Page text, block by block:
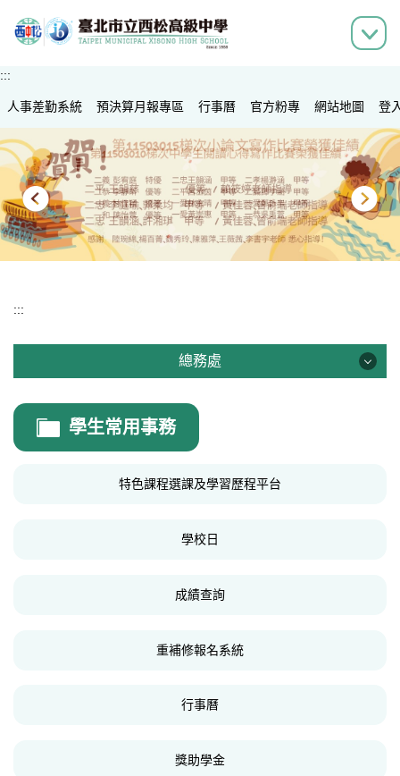
到
容
區
:::
人事差勤系統 預決算月報專區 行事曆 官方粉專 網站地圖 登
:::
總務處
總務處
學生常用事務
特色課程選課及學習歷程平台
學校日
成績查詢
重補修報名系統
行事曆
獎助學金